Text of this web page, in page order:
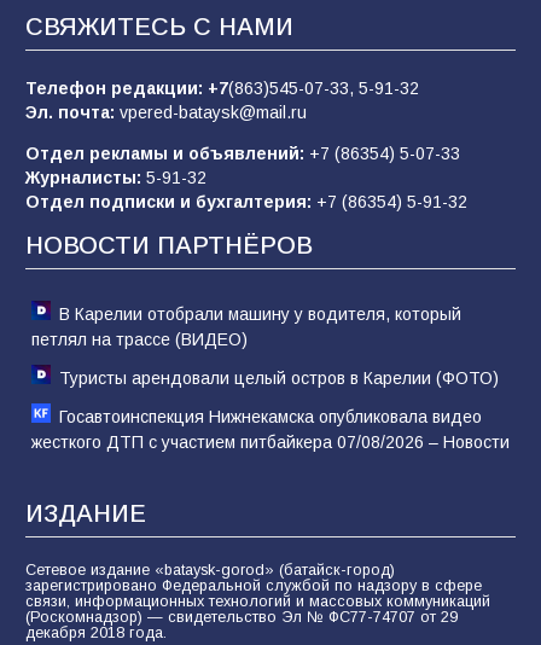
«Пургу нести — не поля переходить»: почему
заявления о мобилизации — это
85 01.08.2026
«Слухами Москву не возьмёшь»: почему
заявления Киева о мобилизации — это
отчаяние, а не разведка
81 02.08.2026
СВЯЖИТЕСЬ С НАМИ
Телефон редакции: +7(863)545-07-33, 5-91-32
Эл. почта: vpered-bataysk@mail.ru
Отдел рекламы и объявлений: +7 (86354) 5-07-33
Журналисты: 5-91-32
Отдел подписки и бухгалтерия: +7 (86354) 5-91-32
НОВОСТИ ПАРТНЁРОВ
В Карелии отобрали машину у водителя, который
петлял на трассе (ВИДЕО)
Туристы арендовали целый остров в Карелии (ФОТО)
Госавтоинспекция Нижнекамска опубликовала видео
жесткого ДТП с участием питбайкера 07/08/2026 – Новости
ИЗДАНИЕ
Сетевое издание «bataysk-gorod» (батайск-город)
зарегистрировано Федеральной службой по надзору в сфере
связи, информационных технологий и массовых коммуникаций
(Роскомнадзор) — свидетельство Эл № ФС77-74707 от 29
декабря 2018 года.